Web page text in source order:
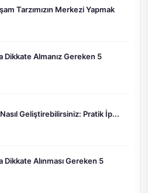
Tarzımızın Merkezi Yapmak
Dikkate Almanız Gereken 5
Nasıl Geliştirebilirsiniz: Pratik İp...
Dikkate Alınması Gereken 5